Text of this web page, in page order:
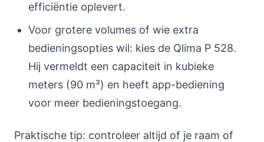
efficiëntie oplevert.
Voor grotere volumes of wie extra
bedieningsopties wil: kies de Qlima P 528.
Hij vermeldt een capaciteit in kubieke
meters (90 m³) en heeft app-bediening
voor meer bedieningstoegang.
Praktische tip: controleer altijd of je raam of